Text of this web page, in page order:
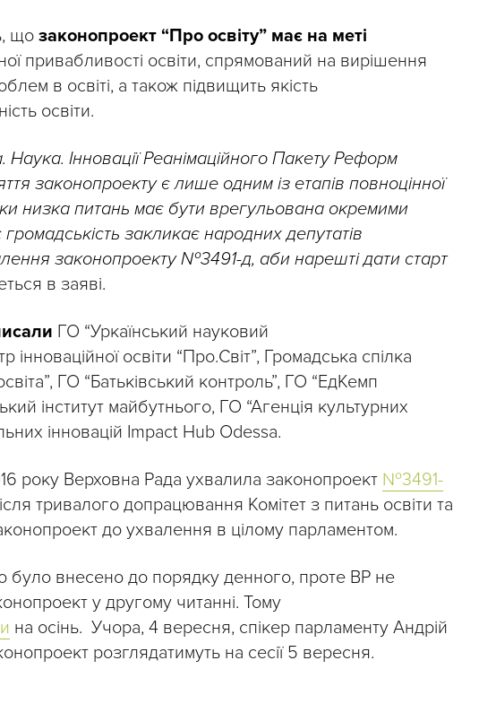
що законопроект “Про освіту” має на меті
привабливості освіти, спрямований на вирішення
в освіті, а також підвищить якість
освіти.
Наука. Інновації Реанімаційного Пакету Реформ
законопроекту є лише одним із етапів повноцінної
низка питань має бути врегульована окремими
закликає народних депутатів
законопроекту №3491-д, аби нарешті дати старт
в заяві.
ГО “Уркаїнський науковий
інноваційної освіти “Про.Світ”, Громадська спілка
ГО “Батьківський контроль”, ГО “ЕдКемп
інститут майбутнього, ГО “Агенція культурних
інновацій Impact Hub Odessa.
року Верховна Рада ухвалила законопроект №3491-
тривалого допрацювання Комітет з питань освіти та
до ухвалення в цілому парламентом.
було внесено до порядку денного, проте ВР не
у другому читанні. Тому
на осінь. Учора, 4 вересня, спікер парламенту Андрій
розглядатимуть на сесії 5 вересня.